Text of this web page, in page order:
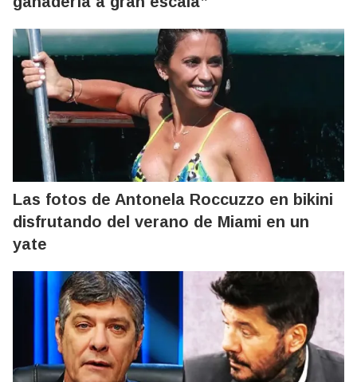
Las fotos de Antonela Roccuzzo en bikini
disfrutando del verano de Miami en un
yate